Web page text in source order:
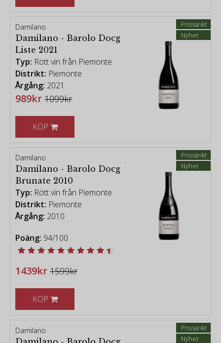
Prissänkt
Nyhet
Damilano
Damilano - Barolo Docg
Liste 2021
Typ: Rött vin från Piemonte
Distrikt: Piemonte
Årgång: 2021
989kr 1099kr
KÖP
Prissänkt
Nyhet
Damilano
Damilano - Barolo Docg
Brunate 2010
Typ: Rött vin från Piemonte
Distrikt: Piemonte
Årgång: 2010
Poäng: 94/100
1439kr 1599kr
KÖP
Prissänkt
Nyhet
Damilano